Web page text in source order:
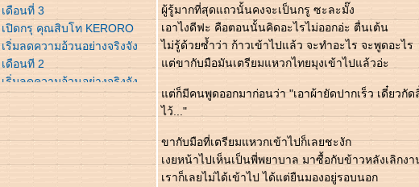
เดือนที่ 3
เปิดกรุ คุณสิบโท KERORO
เริ่มลดความอ้วนอย่างจริงจัง
เดือนที 2
เริ่มลดความอ้วนอย่างจริงจัง
อาชีพนี้ เหงาเหลือเกิน
Tori Maia
ผู้รู้มากที่สุดแถวนั้นคงจะเป็นกรู ซะละมั๊ง
เอาไงดีฟะ คือตอนนั้นคิดอะไรไม่ออกอ่ะ ตื่นเต้น
ไม่รู้ด้วยซ้ำว่า ก้าวเข้าไปแล้ว จะทำอะไร จะพูดอะไร
ต่ขากับมือมันเตรียมแหวกไทยมุงเข้าไปแล้วอ่ะ
ต่ก็มีคนพูดออกมาก่อนว่า "เอาผ้ายัดปากเร็ว เดี๋ยวกั
ไว้..."
ขากับมือที่เตรียมแหวกเข้าไปก็เลยชะงัก
เงยหน้าไปเห็นเป็นพี่พยาบาล มาซื้อกับข้าวหลังเลิกงา
เราก็เลยไม่ได้เข้าไป ได้แต่ยืนมองอยู่รอบนอก